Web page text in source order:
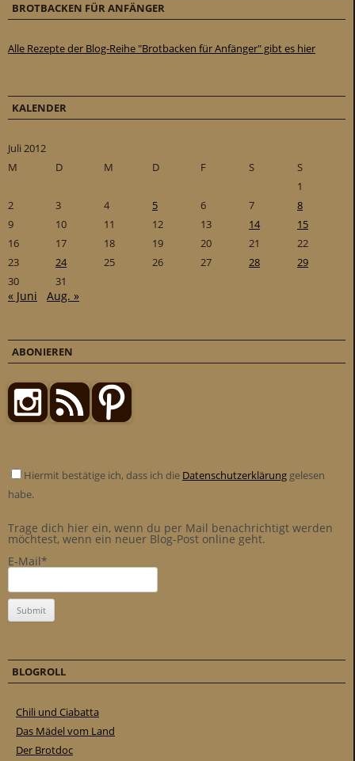
BROTBACKEN FÜR ANFÄNGER
Alle Rezepte der Blog-Reihe "Brotbacken für Anfänger" gibt es hier
KALENDER
Juli 2012
M
D M D F S
S
1
2
3 4 5 6 7
8
9
10 11 12 13 14
15
16
17 18 19 20 21
22
23
24 25 26 27 28
29
30
31
« Juni Aug. »
ABONIEREN
Hiermit bestätige ich, dass ich die Datenschutzerklärung gelesen
habe.
Trage dich hier ein, wenn du per Mail benachrichtigt werden
möchtest, wenn ein neuer Blog-Post online geht.
E-Mail*
BLOGROLL
Chili und Ciabatta
Das Mädel vom Land
Der Brotdoc